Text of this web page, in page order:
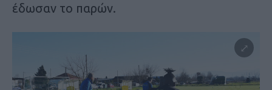
έδωσαν το παρών.